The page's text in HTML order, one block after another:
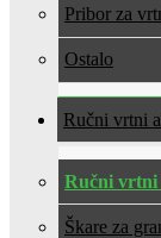
Pribor za
Ostalo
Ručni vrtni
Ručni vrtni
Škare za